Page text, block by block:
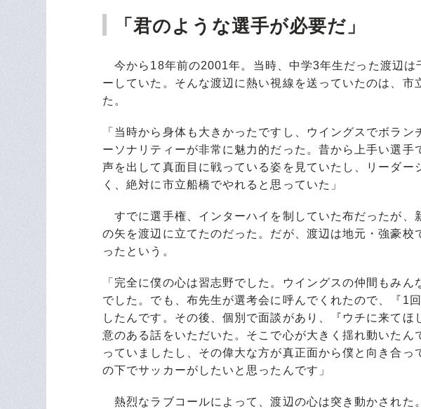
「君のような選手が必要だ」
今から18年前の2001年。当時、中学3年生だった渡辺は
ーしていた。そんな渡辺に熱い視線を送っていたのは、市
た。
「当時から身体も大きかったですし、ウイングスでボラ
ーソナリティーが非常に魅力的だった。昔から上手い選手
声を出して真面目に戦っている姿を見ていたし、リーダー
く、絶対に市立船橋でやれると思っていた」
すでに選手権、インターハイを制していた布だったが、
の矢を渡辺に立てたのだった。だが、渡辺は地元・強豪校
ったという。
「完全に僕の心は習志野でした。ウイングスの仲間もみ
でした。でも、布先生が選考会に呼んでくれたので、『1
したんです。その後、個別で面談があり、『ウチに来て
意のある話をいただいた。そこで心が大きく揺れ動いたん
っていましたし、その偉大な方が真正面から僕と向き合っ
の下でサッカーがしたいと思ったんです」
熱烈なラブコールによって、渡辺の心は突き動かされた。